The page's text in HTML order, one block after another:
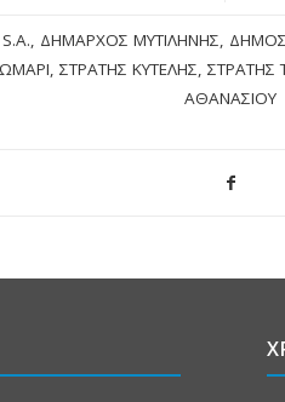
ΔΉΜΑΡΧΟΣ ΜΥΤΙΛΉΝΗΣ
ΣΤΡΑΤΉΣ ΚΎΤΕΛΗΣ ΣΤΡΑΤΉΣ
ΑΘΑΝΑΣΊΟΥ